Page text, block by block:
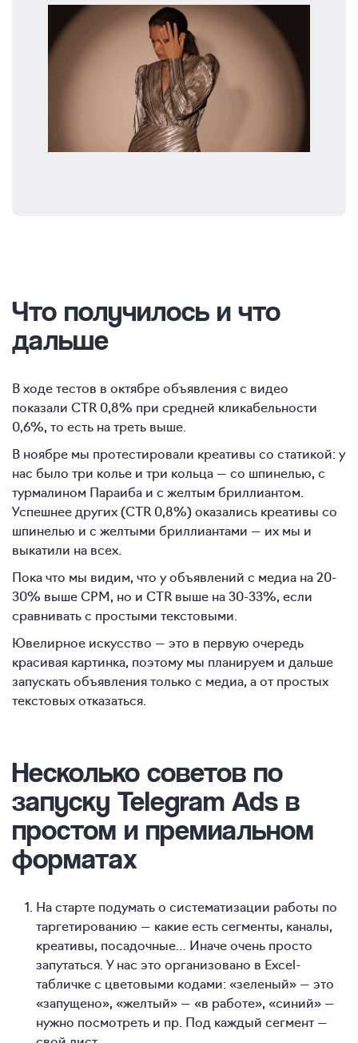
Что получилось и что
дальше
В ходе тестов в октябре объявления с видео
показали CTR 0,8% при средней кликабельности
0,6%, то есть на треть выше.
В ноябре мы протестировали креативы со статикой: у
нас было три колье и три кольца — со шпинелью, с
турмалином Параиба и с желтым бриллиантом.
Успешнее других (CTR 0,8%) оказались креативы со
шпинелью и с желтыми бриллиантами — их мы и
выкатили на всех.
Пока что мы видим, что у объявлений с медиа на 20-
30% выше CPM, но и CTR выше на 30-33%, если
сравнивать с простыми текстовыми.
Ювелирное искусство — это в первую очередь
красивая картинка, поэтому мы планируем и дальше
запускать объявления только с медиа, а от простых
текстовых отказаться.
Несколько советов по
запуску Telegram Ads в
простом и премиальном
форматах
На старте подумать о систематизации работы по
таргетированию — какие есть сегменты, каналы,
креативы, посадочные… Иначе очень просто
запутаться. У нас это организовано в Excel-
табличке с цветовыми кодами: «зеленый» — это
«запущено», «желтый» — «в работе», «синий» —
нужно посмотреть и пр. Под каждый сегмент —